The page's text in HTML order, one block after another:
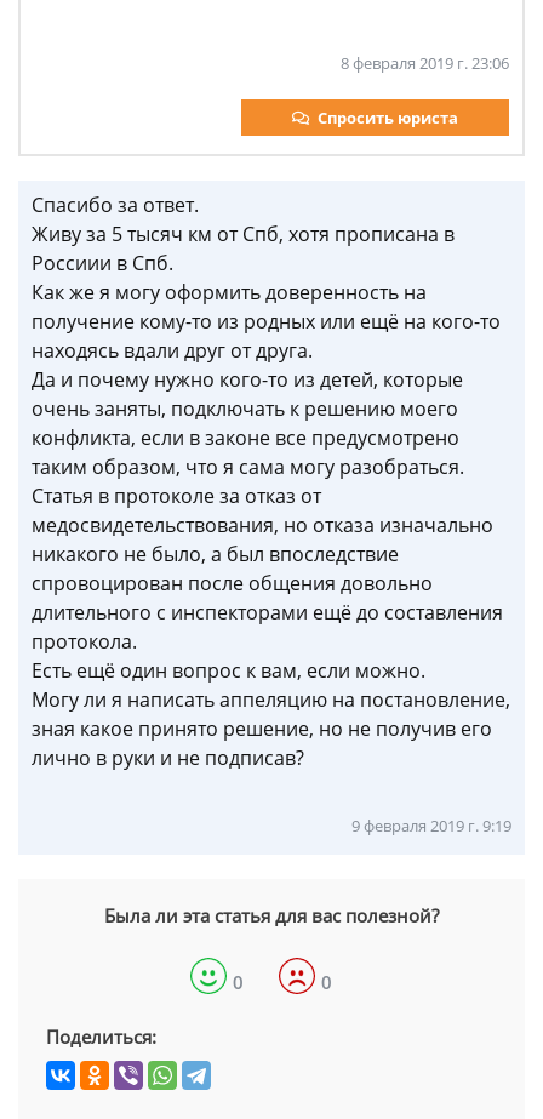
8 февраля 2019 г. 23:06
Спросить юриста
Спасибо за ответ.
Живу за 5 тысяч км от Спб, хотя прописана в
Россиии в Спб.
Как же я могу оформить доверенность на
получение кому-то из родных или ещё на кого-то
находясь вдали друг от друга.
Да и почему нужно кого-то из детей, которые
очень заняты, подключать к решению моего
конфликта, если в законе все предусмотрено
таким образом, что я сама могу разобраться.
Статья в протоколе за отказ от
медосвидетельствования, но отказа изначально
никакого не было, а был впоследствие
спровоцирован после общения довольно
длительного с инспекторами ещё до составления
протокола.
Есть ещё один вопрос к вам, если можно.
Могу ли я написать аппеляцию на постановление,
зная какое принято решение, но не получив его
лично в руки и не подписав?
9 февраля 2019 г. 9:19
Была ли эта статья для вас полезной?
0 0
Поделиться: